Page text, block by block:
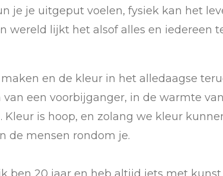
je je uitgeput voelen, fysiek kan het
lijkt het alsof alles en iedereen
en de kleur in het alledaagse
een voorbijganger, in de warmte
is hoop, en zolang we kleur
de mensen rondom je.
ben 20 jaar en heb altijd iets met kunst